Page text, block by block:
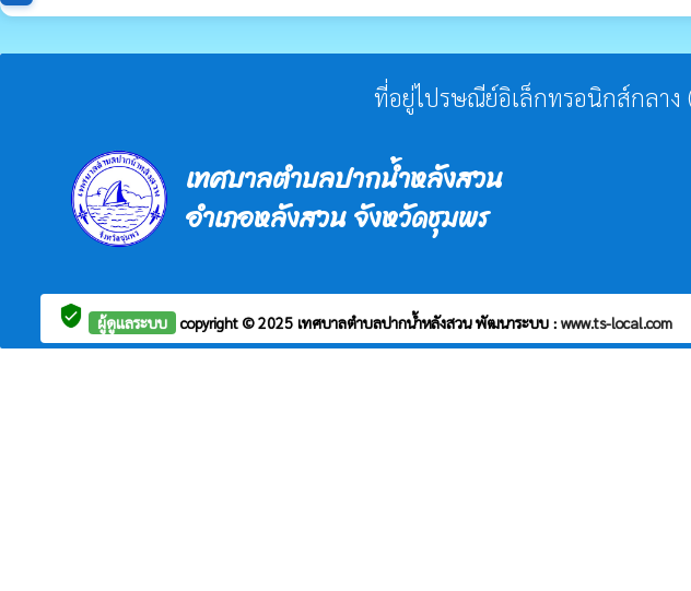
ที่อยู่ไปรษณีย์อิเล็กทรอนิกส์กลาง
เทศบาลตำบลปากน้ำหลังสวน
อำเภอหลังสวน จังหวัดชุมพร
verified_user ผู้ดูแลระบบ copyright © 2025 เทศบาลตำบลปากน้ำหลังสวนพัฒนาระบบ : www.ts-local.com